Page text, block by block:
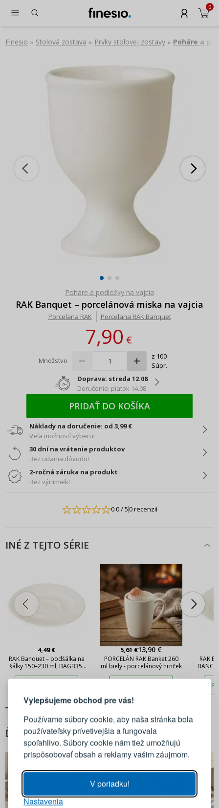
Vylepšujeme obchod pre vás!
Používame súbory cookie, aby naša stránka bola
používateľsky prívetivejšia a fungovala
spoľahlivo. Súbory cookie nám tiež umožňujú
prispôsobovať obsah a reklamy vašim záujmom.
V poriadku!
Nastavenia
0
Finesio » Stolová zostava » Prvky stolovej zostavy » Poháre a
Poháre a podložky na vajcia
RAK Banquet – porcelánová miska na vajcia
Porcelana RAK Porcelana RAK Banquet
7,90€
Množstvo
z 100
Súpr.
Doprava: streda 12.08
Doručenie: piatok 14.08
PRIDAŤ DO KOŠÍKA
Náklady na doručenie: od 3,99 €
Veľa možností výberu!
30 dní na vrátenie produktov
Bez udania dôvodu!
2-ročná záruka na produkt
Bez výnimiek!
0.0/ 50 recenzií
INÉ Z TEJTO SÉRIE
4,49 €
RAK Banquet – podšálka na
šálky 150–230 ml, BAGB35,
5,61 €13,90 €
PORCELÁN RAK Banket 260
ml biely - porcelánový hrnček
RAK
ĎALŠIE Z TEJTO KATEGÓRIE
PRIHLÁSENIE REGISTRÁCIA
Prihláste sa k svojmu účtu
PRIHLÁSIŤ SA